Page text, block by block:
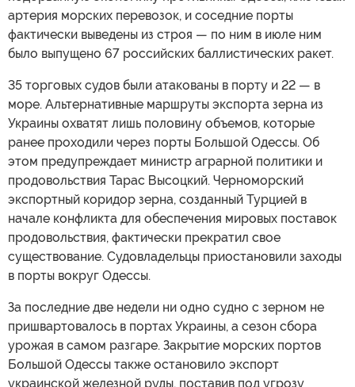
артерия морских перевозок, и соседние порты
фактически выведены из строя — по ним в июле ним
было выпущено 67 российских баллистических ракет.
35 торговых судов были атакованы в порту и 22 — в
море. Альтернативные маршруты экспорта зерна из
Украины охватят лишь половину объемов, которые
ранее проходили через порты Большой Одессы. Об
этом предупреждает министр аграрной политики и
продовольствия Тарас Высоцкий. Черноморский
экспортный коридор зерна, созданный Турцией в
начале конфликта для обеспечения мировых поставок
продовольствия, фактически прекратил свое
существование. Судовладельцы приостановили заходы
в порты вокруг Одессы.
За последние две недели ни одно судно с зерном не
пришвартовалось в портах Украины, а сезон сбора
урожая в самом разгаре. Закрытие морских портов
Большой Одессы также остановило экспорт
украинской железной руды, поставив под угрозу